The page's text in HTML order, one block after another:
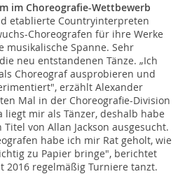
im Choreografie-Wettbewerb
etablierte Countryinterpreten
Choreografen für ihre Werke
musikalische Spanne. Sehr
neu entstandenen Tänze. „Ich
Choreograf ausprobieren und
erzählt Alexander
Mal in der Choreografie-Division
liegt mir als Tänzer, deshalb habe
von Allan Jackson ausgesucht.
habe ich mir Rat geholt, wie
zu Papier bringe", berichtet
2016 regelmäßig Turniere tanzt.